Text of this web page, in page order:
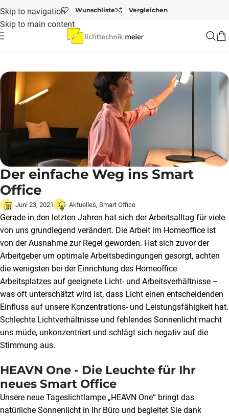
Skip to navigation
Skip to main content
Wunschliste Vergleichen
Der einfache Weg ins Smart Office
Der einfache Weg ins Smart
Office
Juni 23, 2021 Aktuelles, Smart Office
Gerade in den letzten Jahren hat sich der Arbeitsalltag für viele
von uns grundlegend verändert. Die Arbeit im Homeoffice ist
von der Ausnahme zur Regel geworden. Hat sich zuvor der
Arbeitgeber um optimale Arbeitsbedingungen gesorgt, achten
die wenigsten bei der Einrichtung des Homeoffice
Arbeitsplatzes auf geeignete Licht- und Arbeitsverhältnisse –
was oft unterschätzt wird ist, dass Licht einen entscheidenden
Einfluss auf unsere Konzentrations- und Leistungsfähigkeit hat.
Schlechte Lichtverhältnisse und fehlendes Sonnenlicht macht
uns müde, unkonzentriert und schlägt sich negativ auf die
Stimmung aus.
HEAVN One - Die Leuchte für Ihr
neues Smart Office
Unsere neue Tageslichtlampe „HEAVN One“ bringt das
natürliche Sonnenlicht in Ihr Büro und begleitet Sie dank